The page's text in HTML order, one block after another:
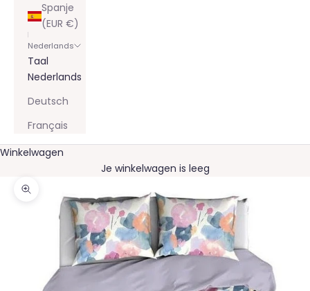
Spanje
(EUR €)
Nederlands
Taal
Nederlands
Deutsch
Français
Winkelwagen
Je winkelwagen is leeg
In-/uitzoomen